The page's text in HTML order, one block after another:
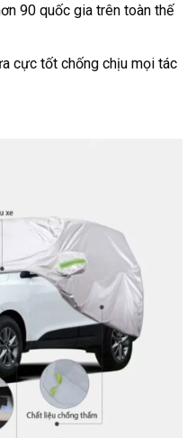
90 quốc gia trên toàn thế
cực tốt chống chịu mọi tác